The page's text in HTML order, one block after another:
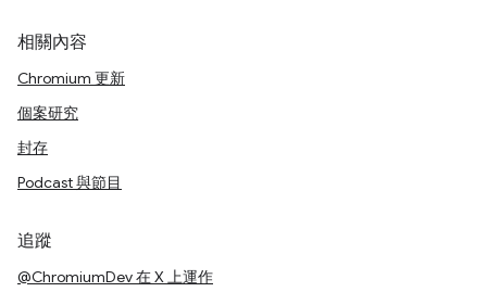
相關內容
Chromium 更新
個案研究
封存
Podcast 與節目
追蹤
@ChromiumDev 在 X 上運作